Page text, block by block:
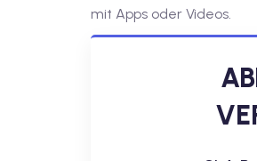
mit Apps oder Videos.